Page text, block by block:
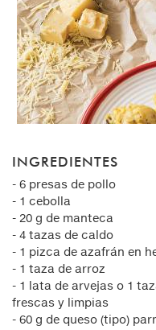
INGREDIENTES
- 6 presas de pollo
- 1 cebolla
- 20 g de manteca
- 4 tazas de caldo
- 1 pizca de azafrán en
- 1 taza de arroz
- 1 lata de arvejas o 1
frescas y limpias
- 60 g de queso (tipo)